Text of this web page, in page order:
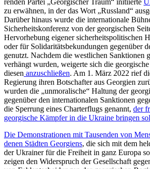
renden Partei „Georgi­scher Traum“ initi­ierte
zu erwähnen, in der das Wort „Russland“
Darüber hinaus wurde die inter­na­tionale
Sicher­heits­kon­ferenz von der georgi­schen
Hervor­hebung eigener sicher­heits­po­li­ti­schen
oder für Solida­ri­täts­be­kun­dungen gegenüber
genutzt. Nachdem die westlichen Sanktionen
verhängt wurden, weigerte sich die
diesen anzuschließen. Am 1. März 2022 rief
Regierung ihren Botschafter aus Georgien
wurden die „unmora­lische“ Haltung der
gegenüber den inter­na­tio­nalen Sanktionen
die Sperrung eines Charter­flugs genannt, der
georgische Kämpfer in die Ukraine bringen
Die Demons­tra­tionen mit Tausenden von
denen Städten Georgiens, die sich mit dem
der Ukrainer für die Freiheit in ganz Europa
zeigen den Wider­spruch der Gesell­schaft